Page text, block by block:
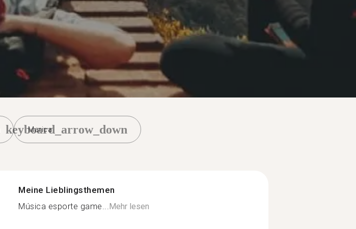
Marica
keyboard_arrow_down
Meine Lieblingsthemen
Música esporte game...Mehr lesen